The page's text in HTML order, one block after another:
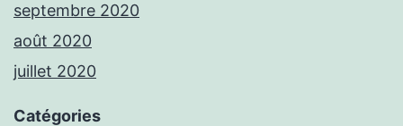
septembre 2020
août 2020
juillet 2020
Catégories